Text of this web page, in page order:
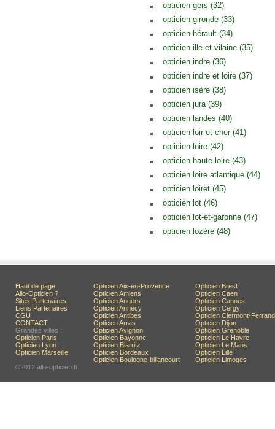
opticien gers (32)
opticien gironde (33)
opticien hérault (34)
opticien ille et vilaine (35)
opticien indre (36)
opticien indre et loire (37)
opticien isère (38)
opticien jura (39)
opticien landes (40)
opticien loir et cher (41)
opticien loire (42)
opticien haute loire (43)
opticien loire atlantique (44)
opticien loiret (45)
opticien lot (46)
opticien lot-et-garonne (47)
opticien lozère (48)
Haut de page
Allo-Opticien ?
Sites Partenaires
Liens Partenaires
CGU
CONTACT
Grandes villes :
Opticien Paris
Opticien Lyon
Opticien Marseille
-
©2012 allo-opticien.fr
Opticien Aix-en-Provence
Opticien Amiens
Opticien Angers
Opticien Annecy
Opticien Antibes
Opticien Arras
Opticien Avignon
Opticien Bayonne
Opticien Biarritz
Opticien Bordeaux
Opticien Boulogne-billancourt
Opticien Brest
Opticien Caen
Opticien Cannes
Opticien Cergy
Opticien Clermont-Ferrand
Opticien Dijon
Opticien Grenoble
Opticien Le Havre
Opticien Le Mans
Opticien Lille
Opticien Limoges